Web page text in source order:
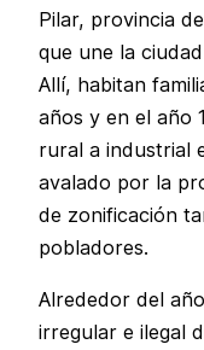
Pilar, provincia
que une la
Allí, habitan
años y en el año
rural a industrial
avalado por la
de zonificación
pobladores.
Alrededor del
irregular e ilegal